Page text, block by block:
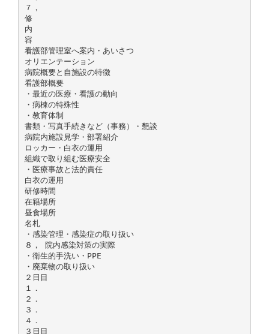
７，
修
内
容
看護部管理室へ案内・あいさつ
オリエンテーション
病院概要と自施設の特徴
看護部概要
・最近の医療・看護の動向
・病棟の特殊性
・教育体制
書類・写真手続きなど（事務）・懇談
病院内施設見学・部署紹介
ロッカー・白衣の運用
組織で取り組む医療安全
・医療事故と法的責任
白衣の運用
研修時間
在籍場所
昼食場所
名札
・感染管理・感染症の取り扱い
８， 院内感染対策の実際
・衛生的手洗い・PPE
・廃棄物の取り扱い
２日目
１．
２．
３．
４．
３日目